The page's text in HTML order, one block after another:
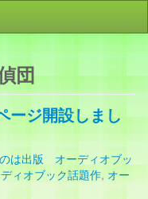
検索
団
ージ開設しまし
は出版 オーディオブッ
ィオブック話題作, オー